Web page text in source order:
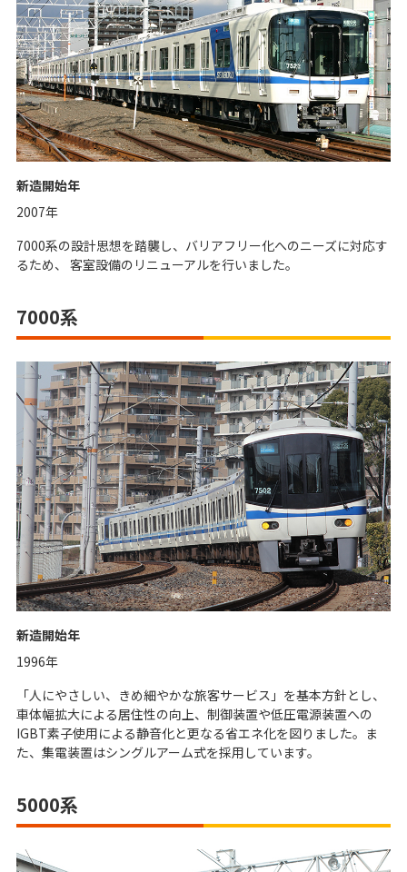
新造開始年
2007年
7000系の設計思想を踏襲し、バリアフリー化へのニーズに対応す
るため、 客室設備のリニューアルを行いました。
7000系
新造開始年
1996年
「人にやさしい、きめ細やかな旅客サービス」を基本方針とし、
車体幅拡大による居住性の向上、制御装置や低圧電源装置への
IGBT素子使用による静音化と更なる省エネ化を図りました。ま
た、集電装置はシングルアーム式を採用しています。
5000系